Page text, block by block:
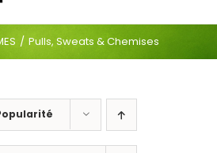
Pulls, Sweats & Chemises